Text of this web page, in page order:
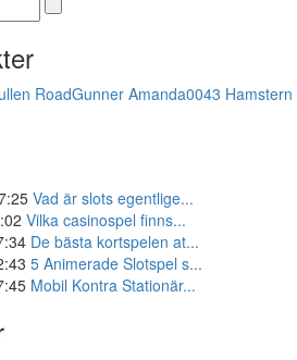
RoadGunner Amanda0043 Hamstern
Vad är slots egentlige...
Vilka casinospel finns...
De bästa kortspelen at...
5 Animerade Slotspel s...
Mobil Kontra Stationär...